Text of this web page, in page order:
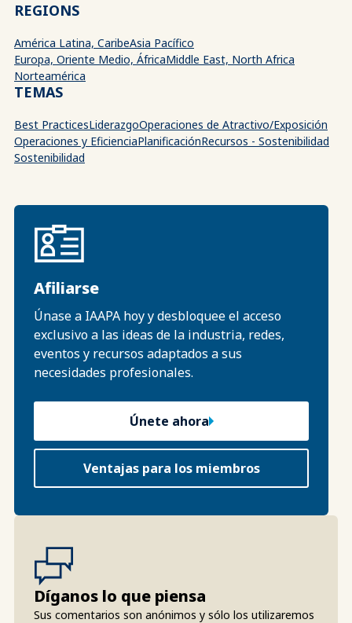
REGIONS
América Latina, CaribeAsia Pacífico
Europa, Oriente Medio, ÁfricaMiddle East, North Africa
Norteamérica
TEMAS
Best PracticesLiderazgoOperaciones de Atractivo/Exposición
Operaciones y EficienciaPlanificaciónRecursos - Sostenibilidad
Sostenibilidad
Afiliarse
Únase a IAAPA hoy y desbloquee el acceso
exclusivo a las ideas de la industria, redes,
eventos y recursos adaptados a sus
necesidades profesionales.
Únete ahora
Ventajas para los miembros
Díganos lo que piensa
Sus comentarios son anónimos y sólo los utilizaremos